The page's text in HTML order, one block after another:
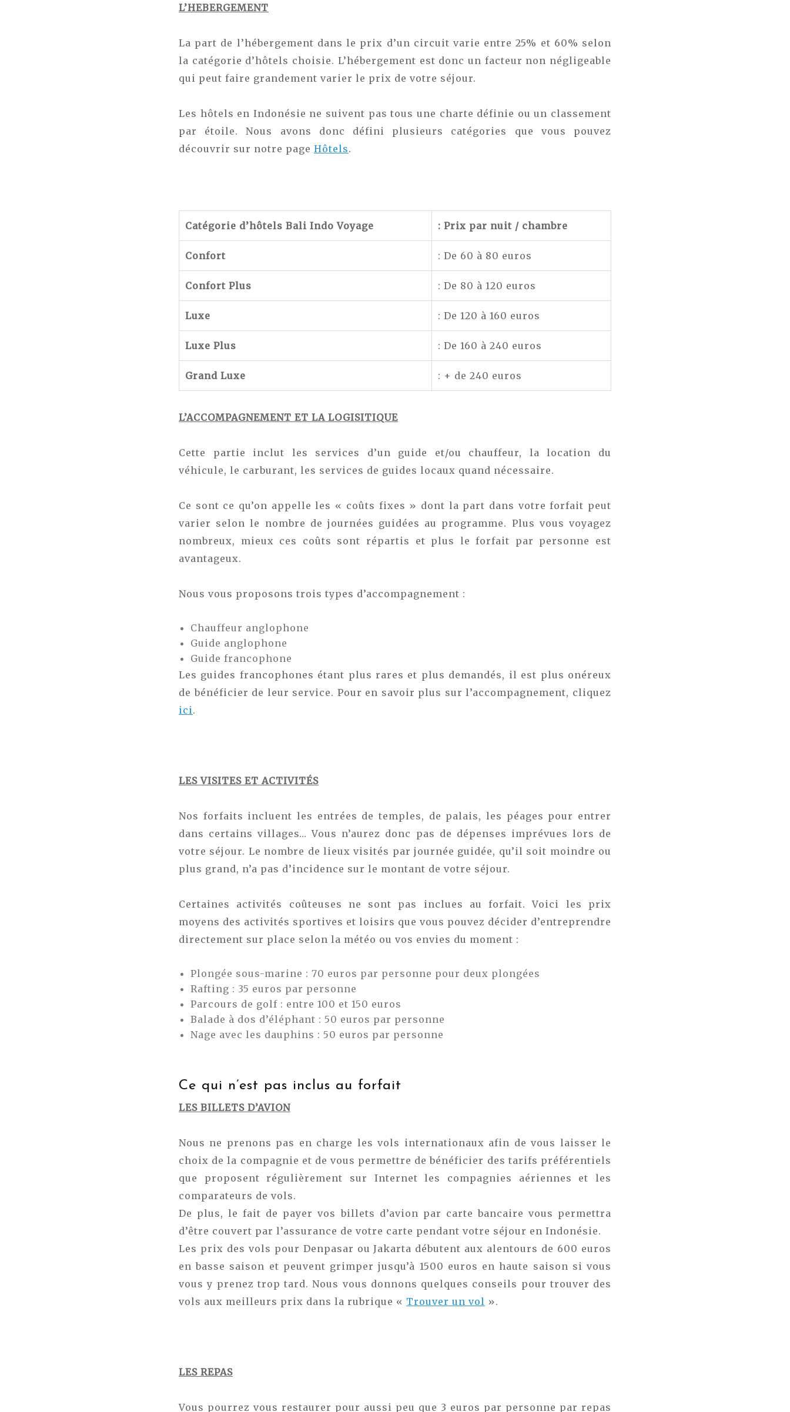
L’HEBERGEMENT
La part de l’hébergement dans le prix d’un circuit varie entre 25% et 60% selon
la catégorie d’hôtels choisie. L’hébergement est donc un facteur non négligeable
qui peut faire grandement varier le prix de votre séjour.
Les hôtels en Indonésie ne suivent pas tous une charte définie ou un classement
par étoile. Nous avons donc défini plusieurs catégories que vous pouvez
découvrir sur notre page Hôtels.
Catégorie d’hôtels Bali Indo Voyage : Prix par nuit / chambre
Confort : De 60 à 80 euros
Confort Plus : De 80 à 120 euros
Luxe : De 120 à 160 euros
Luxe Plus : De 160 à 240 euros
Grand Luxe : + de 240 euros
L’ACCOMPAGNEMENT ET LA LOGISITIQUE
Cette partie inclut les services d’un guide et/ou chauffeur, la location du
véhicule, le carburant, les services de guides locaux quand nécessaire.
Ce sont ce qu’on appelle les « coûts fixes » dont la part dans votre forfait peut
varier selon le nombre de journées guidées au programme. Plus vous voyagez
nombreux, mieux ces coûts sont répartis et plus le forfait par personne est
avantageux.
Nous vous proposons trois types d’accompagnement :
Chauffeur anglophone
Guide anglophone
Guide francophone
Les guides francophones étant plus rares et plus demandés, il est plus onéreux
de bénéficier de leur service. Pour en savoir plus sur l’accompagnement, cliquez
ici.
LES VISITES ET ACTIVITÉS
Nos forfaits incluent les entrées de temples, de palais, les péages pour entrer
dans certains villages… Vous n’aurez donc pas de dépenses imprévues lors de
votre séjour. Le nombre de lieux visités par journée guidée, qu’il soit moindre ou
plus grand, n’a pas d’incidence sur le montant de votre séjour.
Certaines activités coûteuses ne sont pas inclues au forfait. Voici les prix
moyens des activités sportives et loisirs que vous pouvez décider d’entreprendre
directement sur place selon la météo ou vos envies du moment :
Plongée sous-marine : 70 euros par personne pour deux plongées
Rafting : 35 euros par personne
Parcours de golf : entre 100 et 150 euros
Balade à dos d’éléphant : 50 euros par personne
Nage avec les dauphins : 50 euros par personne
Ce qui n’est pas inclus au forfait
LES BILLETS D’AVION
Nous ne prenons pas en charge les vols internationaux afin de vous laisser le
choix de la compagnie et de vous permettre de bénéficier des tarifs préférentiels
que proposent régulièrement sur Internet les compagnies aériennes et les
comparateurs de vols.
De plus, le fait de payer vos billets d’avion par carte bancaire vous permettra
d’être couvert par l’assurance de votre carte pendant votre séjour en Indonésie.
Les prix des vols pour Denpasar ou Jakarta débutent aux alentours de 600 euros
en basse saison et peuvent grimper jusqu’à 1500 euros en haute saison si vous
vous y prenez trop tard. Nous vous donnons quelques conseils pour trouver des
vols aux meilleurs prix dans la rubrique « Trouver un vol ».
LES REPAS
Vous pourrez vous restaurer pour aussi peu que 3 euros par personne par repas